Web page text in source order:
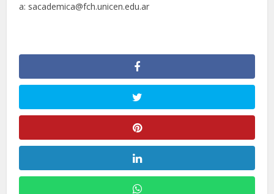
a: sacademica@fch.unicen.edu.ar